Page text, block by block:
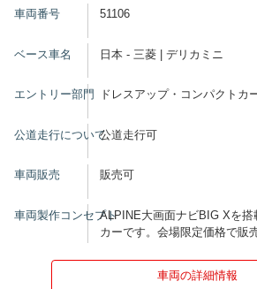
車両番号 51106
ベース車名 日本 - 三菱 | デリカミニ
エントリー部門 ドレスアップ・コンパクトカ
公道走行について公道走行可
車両販売 販売可
車両製作コンセプトALPINE大画面ナビBIG Xを搭
カーです。会場限定価格で販
車両の詳細情報